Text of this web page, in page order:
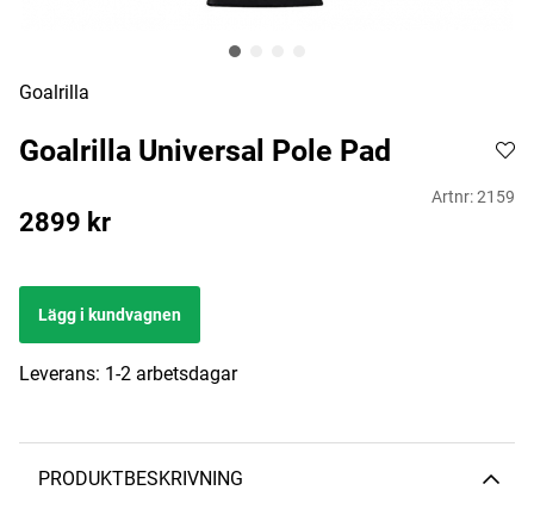
Goalrilla
Goalrilla Universal Pole Pad
Artnr:2159
2899 kr
Lägg i kundvagnen
Leverans: 1-2 arbetsdagar
PRODUKTBESKRIVNING